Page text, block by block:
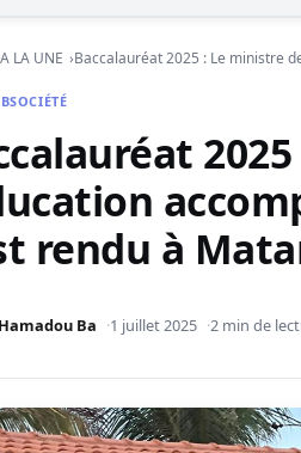
A LA UNE Baccalauréat 2025 : Le ministre
SOCIÉTÉ
rendu à
Hamadou Ba 1 juillet 2025 2 min de